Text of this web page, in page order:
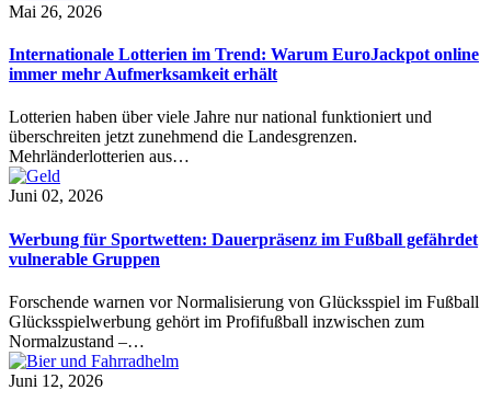
Mai 26, 2026
Internationale Lotterien im Trend: Warum EuroJackpot online
immer mehr Aufmerksamkeit erhält
Lotterien haben über viele Jahre nur national funktioniert und
überschreiten jetzt zunehmend die Landesgrenzen.
Mehrländerlotterien aus…
Juni 02, 2026
Werbung für Sportwetten: Dauerpräsenz im Fußball gefährdet
vulnerable Gruppen
Forschende warnen vor Normalisierung von Glücksspiel im Fußball
Glücksspielwerbung gehört im Profifußball inzwischen zum
Normalzustand –…
Juni 12, 2026